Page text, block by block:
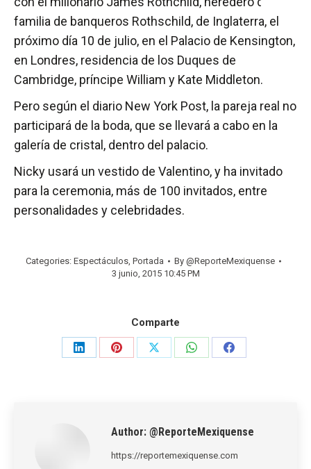
familia de banqueros Rothschild, de Inglaterra, el
próximo día 10 de julio, en el Palacio de Kensington,
en Londres, residencia de los Duques de
Cambridge, príncipe William y Kate Middleton.
Pero según el diario New York Post, la pareja real no
participará de la boda, que se llevará a cabo en la
galería de cristal, dentro del palacio.
Nicky usará un vestido de Valentino, y ha invitado
para la ceremonia, más de 100 invitados, entre
personalidades y celebridades.
Categories: Espectáculos, Portada By @ReporteMexiquense
3 junio, 2015 10:45 PM
Comparte
Share
Share
Share
Share
Share
Author: @ReporteMexiquense
https://reportemexiquense.com